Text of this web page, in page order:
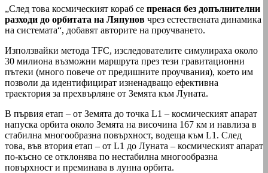
„След това космическият кораб се пренася без допълнителни
разходи до орбитата на Ляпунов чрез естествената динамика
на системата“, добавят авторите на проучването.
Използвайки метода TFC, изследователите симулираха около
30 милиона възможни маршрута през тези гравитационни
пътеки (много повече от предишните проучвания), което им
позволи да идентифицират изненадващо ефективна
траектория за прехвърляне от Земята към Луната.
В първия етап – от Земята до точка L1 – космическият апарат
напуска орбита около Земята на височина 167 км и навлиза в
стабилна многообразна повърхност, водеща към L1. След
това, във втория етап – от L1 до Луната – космическият апарат
по-късно се отклонява по нестабилна многообразна
повърхност и преминава в лунна орбита.